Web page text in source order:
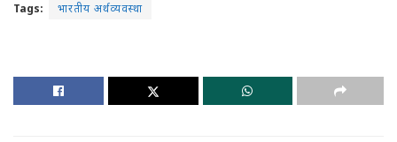
Tags: भारतीय अर्थव्यवस्था